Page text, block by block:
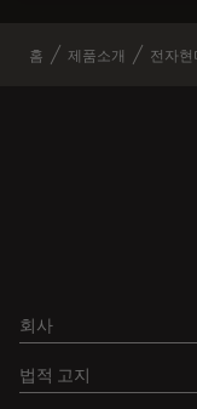
홈 제품소개 전자
회사
법적 고지